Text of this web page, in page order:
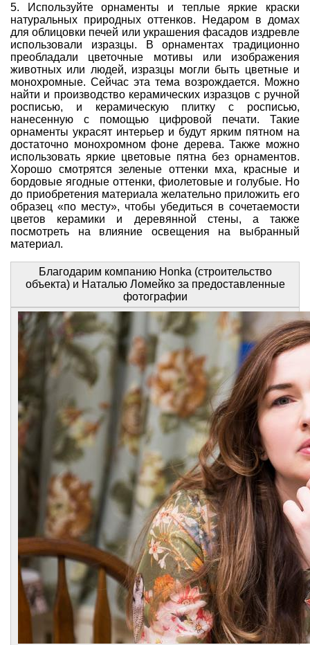
5. Используйте орнаменты и теплые яркие краски
натуральных природных оттенков. Недаром в домах
для облицовки печей или украшения фасадов издревле
использовали изразцы. В орнаментах традиционно
преобладали цветочные мотивы или изображения
животных или людей, изразцы могли быть цветные и
монохромные. Сейчас эта тема возрождается. Можно
найти и производство керамических изразцов с ручной
росписью, и керамическую плитку с росписью,
нанесенную с помощью цифровой печати. Такие
орнаменты украсят интерьер и будут ярким пятном на
достаточно монохромном фоне дерева. Также можно
использовать яркие цветовые пятна без орнаментов.
Хорошо смотрятся зеленые оттенки мха, красные и
бордовые ягодные оттенки, фиолетовые и голубые. Но
до приобретения материала желательно приложить его
образец «по месту», чтобы убедиться в сочетаемости
цветов керамики и деревянной стены, а также
посмотреть на влияние освещения на выбранный
материал.
Благодарим компанию Honka (строительство
объекта) и Наталью Ломейко за предоставленные
фотографии